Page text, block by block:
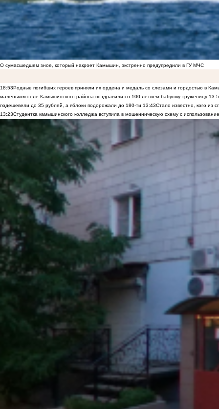
О сумасшедшем зное, который накроет Камышин, экстренно предупредили в ГУ МЧС
18:53Родные погибших героев приняли их ордена и медаль со слезами и гордостью в
маленьком селе Камышинского района поздравили со 100-летием бабушку-труженицу
подешевели до 35 рублей, а яблоки подорожали до 180-ти 13:43Стало известно, кого из
13:23Студентка камышинского колледжа вступила в мошенническую схему с